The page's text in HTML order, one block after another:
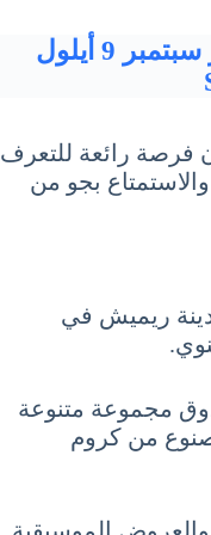
السياحة في أذربيجان شهر سبتمبر 9 أيلول
فرصة رائعة للتعرف
بجو من
ريميش في
مجموعة متنوعة
من كروم